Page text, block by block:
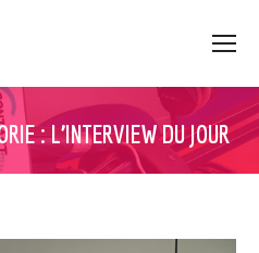
:L’INTERVIEW DU JOUR